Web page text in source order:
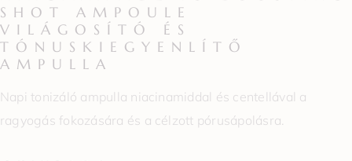
SHOT AMPOULE
VILÁGOSÍTÓ ÉS
TÓNUSKIEGYENLÍTŐ
AMPULLA
Napi tonizáló ampulla niacinamiddal és centellával a
ragyogás fokozására és a célzott pórusápolásra.